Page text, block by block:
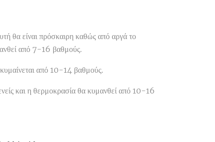
θα είναι πρόσκαιρη καθώς από αργά το
από 7-16 βαθμούς.
από 10-14 βαθμούς.
και η θερμοκρασία θα κυμανθεί από 10-16